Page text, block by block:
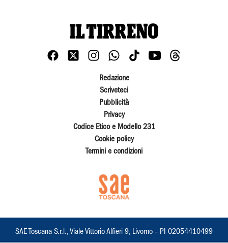
Redazione
Scriveteci
Pubblicità
Privacy
Codice Etico e Modello 231
Cookie policy
Termini e condizioni
SAE Toscana S.r.l., Viale Vittorio Alfieri 9, Livorno – PI 02054410499